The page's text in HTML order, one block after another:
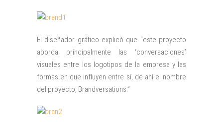
El diseñador gráfico explicó que “este proyecto
aborda principalmente las ‘conversaciones’
visuales entre los logotipos de la empresa y las
formas en que influyen entre sí, de ahí el nombre
del proyecto, Brandversations.”